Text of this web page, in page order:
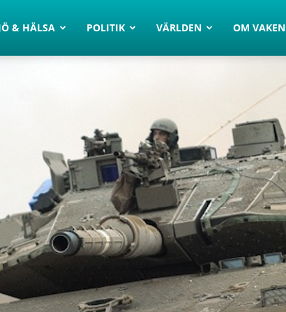
& HÄLSA POLITIK VÄRLDEN OM VAKEN